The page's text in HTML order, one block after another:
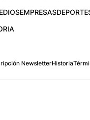
EMPRESAS
NewsletterHistoria